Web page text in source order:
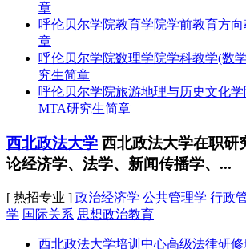
章
呼伦贝尔学院教育学院学前教育方
章
呼伦贝尔学院数理学院学科教学(数
究生简章
呼伦贝尔学院旅游地理与历史文化
MTA研究生简章
西北政法大学 西北政法大学在职研
论经济学、法学、新闻传播学、...
[ 热招专业 ] 政治经济学 公共管理学 行政
学 国际关系 思想政治教育
西北政法大学培训中心高级法律研